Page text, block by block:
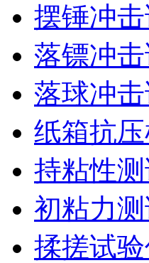
摆锤冲
落镖冲
落球冲
纸箱抗
持粘性
初粘力
揉搓试